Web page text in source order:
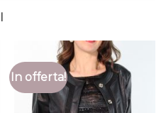
In offerta!